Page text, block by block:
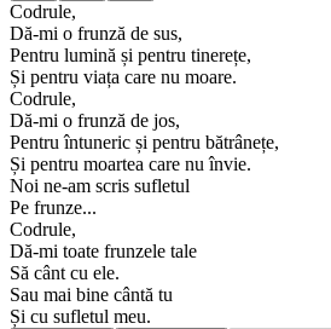
Codrule,
Dă-mi o frunză de sus,
Pentru lumină și pentru tinerețe,
Și pentru viața care nu moare.
Codrule,
Dă-mi o frunză de jos,
Pentru întuneric și pentru bătrânețe,
Și pentru moartea care nu învie.
Noi ne-am scris sufletul
Pe frunze...
Codrule,
Dă-mi toate frunzele tale
Să cânt cu ele.
Sau mai bine cântă tu
Și cu sufletul meu.